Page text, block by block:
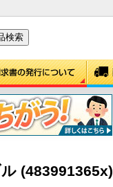
(483991365x)